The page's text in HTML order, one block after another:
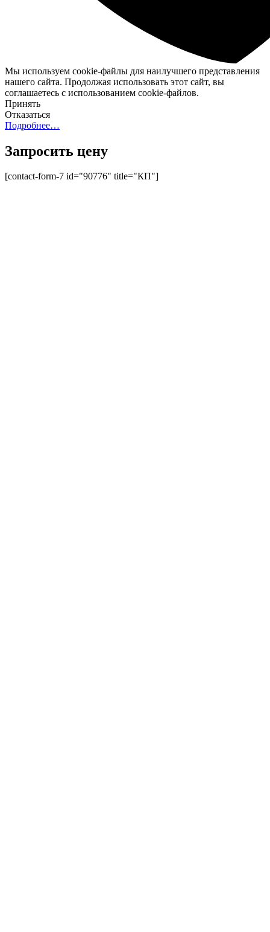
Мы используем cookie-файлы для наилучшего представления
нашего сайта. Продолжая использовать этот сайт, вы
соглашаетесь с использованием cookie-файлов.
Принять
Отказаться
Подробнее…
Запросить цену
[contact-form-7 id="90776" title="КП"]